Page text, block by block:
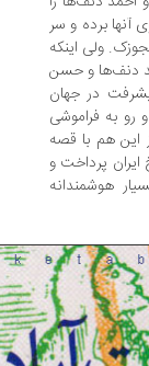
و سر
اینکه
و حسن
در جهان
فراموشی
با قصه‌
و